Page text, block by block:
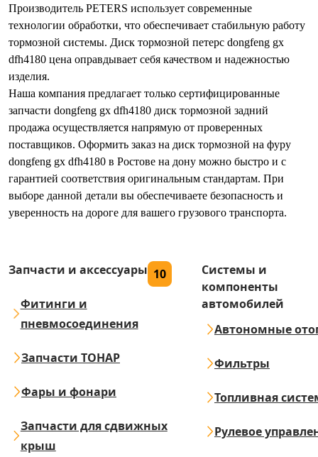
Производитель PETERS использует современные
технологии обработки, что обеспечивает стабильную работу
тормозной системы. Диск тормозной петерс dongfeng gx
dfh4180 цена оправдывает себя качеством и надежностью
изделия.
Наша компания предлагает только сертифицированные
запчасти dongfeng gx dfh4180 диск тормозной задний
продажа осуществляется напрямую от проверенных
поставщиков. Оформить заказ на диск тормозной на фуру
dongfeng gx dfh4180 в Ростове на дону можно быстро и с
гарантией соответствия оригинальным стандартам. При
выборе данной детали вы обеспечиваете безопасность и
уверенность на дороге для вашего грузового транспорта.
Запчасти и аксессуары 10
Фитинги и
пневмосоединения
Запчасти ТОНАР
Фары и фонари
Запчасти для сдвижных
крыш
Системы и
компоненты
автомобилей
Автономные
Фильтры
Топливная
Рулевое